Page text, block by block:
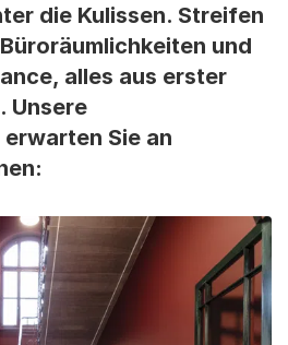
die Kulissen. Streifen
und
alles aus erster
Unsere
Sie an